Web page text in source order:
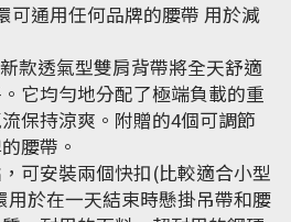
可通用任何品牌的腰帶 用於減
款透氣型雙肩背帶將全天舒適
它均勻地分配了極端負載的重
保持涼爽。附贈的4個可調節
腰帶。
可安裝兩個快扣(比較適合小型
用於在一天結束時懸掛吊帶和腰